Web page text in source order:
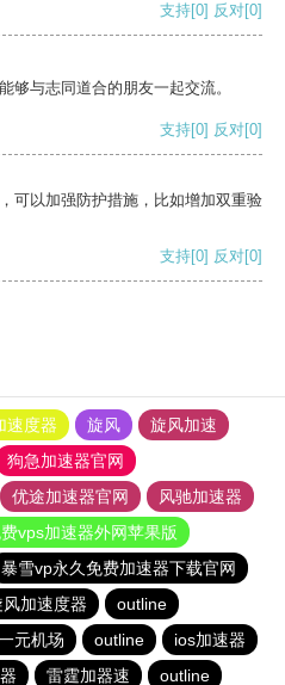
支持[0] 反对[0]
够与志同道合的朋友一起交流。
支持[0] 反对[0]
可以加强防护措施，比如增加双重验
支持[0] 反对[0]
速度器 旋风
旋风加速
狗急加速器官网
优途加速器官网
风驰加速器
vps加速器外网苹果版
暴雪vp永久免费加速器下载官网
风加速度器
outline
元机场 outline
ios加速器
雷霆加器速 outline